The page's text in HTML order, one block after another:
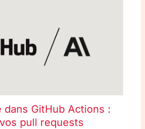
dans GitHub Actions :
pull requests